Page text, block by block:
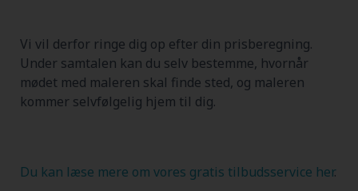
Vi vil derfor ringe dig op efter din prisberegning.
Under samtalen kan du selv bestemme, hvornår
mødet med maleren skal finde sted, og maleren
kommer selvfølgelig hjem til dig.
Du kan læse mere om vores gratis tilbudsservice her.